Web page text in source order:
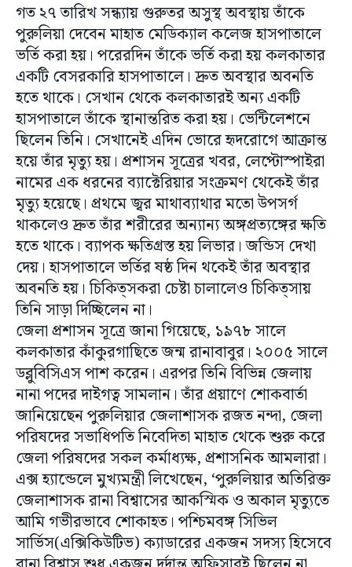
গত ২৭ তারিখ সন্ধ্যায় গুরুতর অসুস্থ অবস্থায় তাঁকে
পুরুলিয়া দেবেন মাহাত মেডিক্যাল কলেজ হাসপাতালে
ভর্তি করা হয়। পরেরদিন তাঁকে ভর্তি করা হয় কলকাতার
একটি বেসরকারি হাসপাতালে। দ্রুত অবস্থার অবনতি
হতে থাকে। সেখান থেকে কলকাতারই অন্য একটি
হাসপাতালে তাঁকে স্থানান্তরিত করা হয়। ভেন্টিলেশনে
ছিলেন তিনি। সেখানেই এদিন ভোরে হৃদরোগে আক্রান্ত
হয়ে তাঁর মৃত্যু হয়। প্রশাসন সূত্রের খবর, লেপ্টোস্পাইরা
নামের এক ধরনের ব্যাক্টেরিয়ার সংক্রমণ থেকেই তাঁর
মৃত্যু হয়েছে। প্রথমে জ্বর মাথাব্যাথার মতো উপসর্গ
থাকলেও দ্রুত তাঁর শরীরের অন্যান্য অঙ্গপ্রত্যঙ্গের ক্ষতি
হতে থাকে। ব্যাপক ক্ষতিগ্রস্ত হয় লিভার। জন্ডিস দেখা
দেয়। হাসপাতালে ভর্তির ষষ্ঠ দিন থকেই তাঁর অবস্থার
অবনতি হয়। চিকিত্সকরা চেষ্টা চালালেও চিকিত্সায়
তিনি সাড়া দিচ্ছিলেন না।
জেলা প্রশাসন সূত্রে জানা গিয়েছে, ১৯৭৮ সালে
কলকাতার কাঁকুরগাছিতে জন্ম রানাবাবুর। ২০০৫ সালে
ডব্লুবিসিএস পাশ করেন। এরপর তিনি বিভিন্ন জেলায়
নানা পদের দাইগত্ব সামলান। তাঁর প্রয়াণে শোকবার্তা
জানিয়েছেন পুরুলিয়ার জেলাশাসক রজত নন্দা, জেলা
পরিষদের সভাধিপতি নিবেদিতা মাহাত থেকে শুরু করে
জেলা পরিষদের সকল কর্মাধ্যক্ষ, প্রশাসনিক আমলারা।
এক্স হ্যান্ডেলে মুখ্যমন্ত্রী লিখেছেন, ‘পুরুলিয়ার অতিরিক্ত
জেলাশাসক রানা বিশ্বাসের আকস্মিক ও অকাল মৃত্যুতে
আমি গভীরভাবে শোকাহত। পশ্চিমবঙ্গ সিভিল
সার্ভিস(এক্সিকিউটিভ) ক্যাডারের একজন সদস্য হিসেবে